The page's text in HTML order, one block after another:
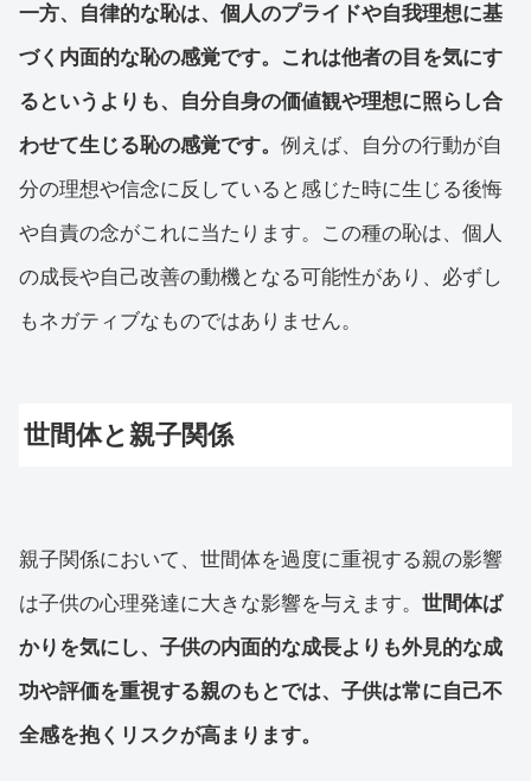
一方、自律的な恥は、個人のプライドや自我理想に基
づく内面的な恥の感覚です。これは他者の目を気にす
るというよりも、自分自身の価値観や理想に照らし合
わせて生じる恥の感覚です。 例えば、自分の行動が自
分の理想や信念に反していると感じた時に生じる後悔
や自責の念がこれに当たります。この種の恥は、個人
の成長や自己改善の動機となる可能性があり、必ずし
もネガティブなものではありません。
世間体と親子関係
親子関係において、世間体を過度に重視する親の影響
は子供の心理発達に大きな影響を与えます。 世間体ば
かりを気にし、子供の内面的な成長よりも外見的な成
功や評価を重視する親のもとでは、子供は常に自己不
全感を抱くリスクが高まります。